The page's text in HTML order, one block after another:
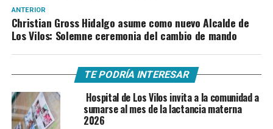
ANTERIOR
Christian Gross Hidalgo asume como nuevo Alcalde de
Los Vilos: Solemne ceremonia del cambio de mando
TE PODRÍA INTERESAR
Hospital de Los Vilos invita a la comunidad a
sumarse al mes de la lactancia materna
2026